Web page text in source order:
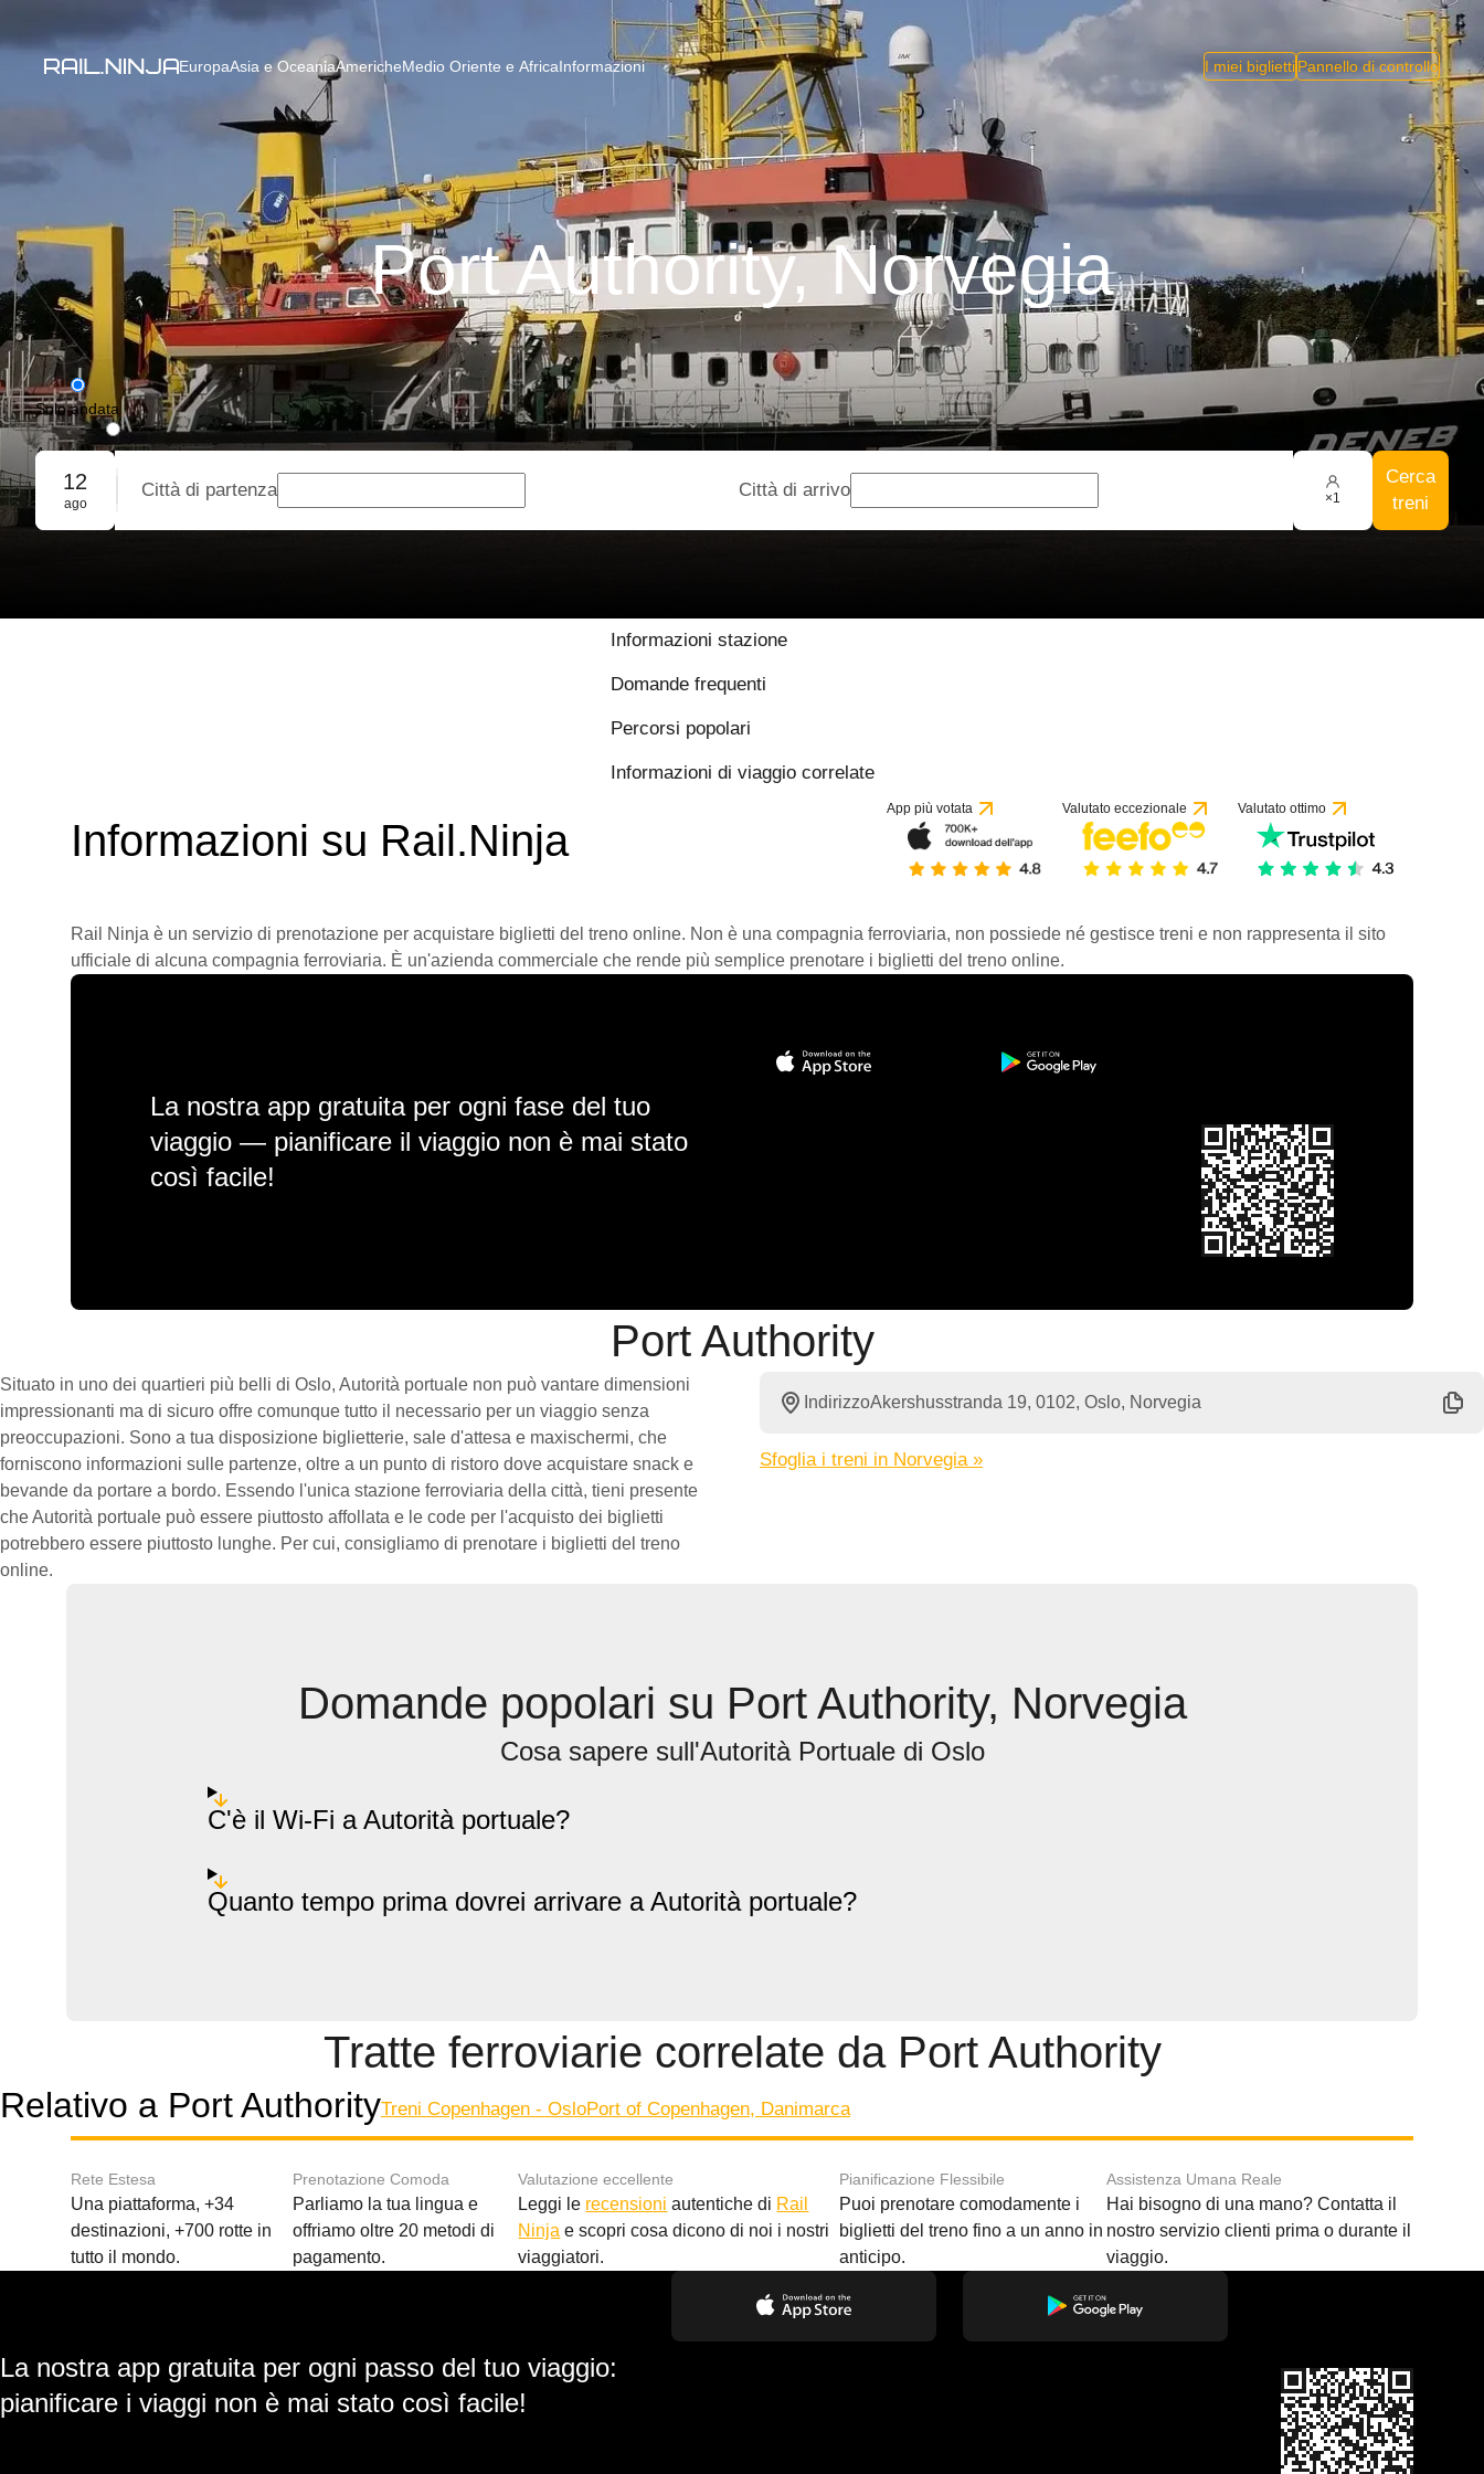
EuropaAsia e OceaniaAmericheMedio Oriente e AfricaInformazioni I miei bigliettiPannello di controllo
Port Authority, Norvegia
Solo andata
Andata e ritorno
Prenotazione di gruppo
12
ago
Città di partenza Città di arrivo ×1
Cerca
treni
Informazioni stazione
Domande frequenti
Percorsi popolari
Informazioni di viaggio correlate
Informazioni su Rail.Ninja
App più votata Valutato eccezionale Valutato ottimo
Rail Ninja è un servizio di prenotazione per acquistare biglietti del treno online. Non è una compagnia ferroviaria, non possiede né gestisce treni e non rappresenta il sito
ufficiale di alcuna compagnia ferroviaria. È un'azienda commerciale che rende più semplice prenotare i biglietti del treno online.
La nostra app gratuita per ogni fase del tuo
viaggio — pianificare il viaggio non è mai stato
così facile!
Port Authority
Situato in uno dei quartieri più belli di Oslo, Autorità portuale non può vantare dimensioni
impressionanti ma di sicuro offre comunque tutto il necessario per un viaggio senza
preoccupazioni. Sono a tua disposizione biglietterie, sale d'attesa e maxischermi, che
forniscono informazioni sulle partenze, oltre a un punto di ristoro dove acquistare snack e
bevande da portare a bordo. Essendo l'unica stazione ferroviaria della città, tieni presente
che Autorità portuale può essere piuttosto affollata e le code per l'acquisto dei biglietti
potrebbero essere piuttosto lunghe. Per cui, consigliamo di prenotare i biglietti del treno
online.
IndirizzoAkershusstranda 19, 0102, Oslo, Norvegia
Sfoglia i treni in Norvegia »
Domande popolari su Port Authority, Norvegia
Cosa sapere sull'Autorità Portuale di Oslo
C'è il Wi-Fi a Autorità portuale?
Quanto tempo prima dovrei arrivare a Autorità portuale?
Tratte ferroviarie correlate da Port Authority
Relativo a Port AuthorityTreni Copenhagen - OsloPort of Copenhagen, Danimarca
Rete Estesa
Una piattaforma, +34
destinazioni, +700 rotte in
tutto il mondo.
Prenotazione Comoda
Parliamo la tua lingua e
offriamo oltre 20 metodi di
pagamento.
Valutazione eccellente
Leggi le recensioni autentiche di Rail
Ninja e scopri cosa dicono di noi i nostri
viaggiatori.
Pianificazione Flessibile
Puoi prenotare comodamente i
biglietti del treno fino a un anno in
anticipo.
Assistenza Umana Reale
Hai bisogno di una mano? Contatta il
nostro servizio clienti prima o durante il
viaggio.
La nostra app gratuita per ogni passo del tuo viaggio:
pianificare i viaggi non è mai stato così facile!